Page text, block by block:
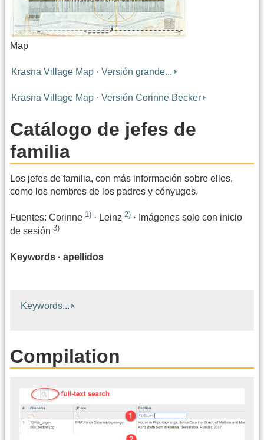
Map
Krasna Village Map · Versión grande...
Krasna Village Map · Versión Corinne Becker
Catálogo de jefes de
familia
Los jefes de familia, con más información sobre ellos,
como los nombres de los padres y cónyuges.
Fuentes: Corinne 1) · Leinz 2) · Imágenes solo con inicio
de sesión 3)
Keywords · apellidos
Keywords...
Compilation